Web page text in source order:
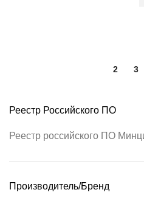
Реестр Российского ПО
Реестр российского ПО
Производитель/Бренд
2 3